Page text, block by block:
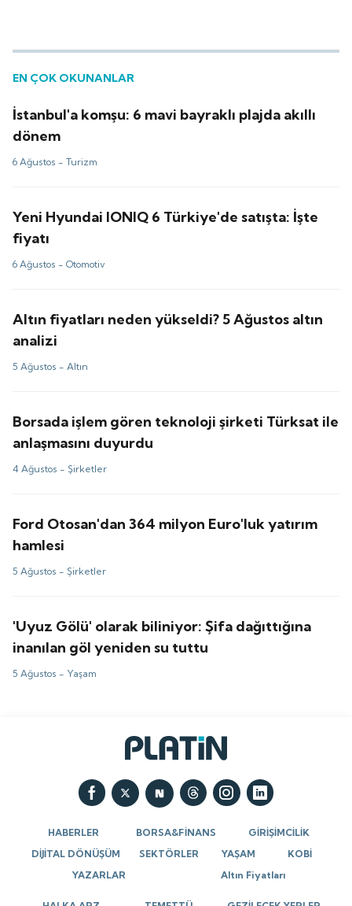
EN ÇOK OKUNANLAR
İstanbul'a komşu: 6 mavi bayraklı plajda akıllı
dönem
6 Ağustos -Turizm
Yeni Hyundai IONIQ 6 Türkiye'de satışta: İşte
fiyatı
6 Ağustos -Otomotiv
Altın fiyatları neden yükseldi? 5 Ağustos altın
analizi
5 Ağustos -Altın
Borsada işlem gören teknoloji şirketi Türksat ile
anlaşmasını duyurdu
4 Ağustos - Şirketler
Ford Otosan'dan 364 milyon Euro'luk yatırım
hamlesi
5 Ağustos - Şirketler
'Uyuz Gölü' olarak biliniyor: Şifa dağıttığına
inanılan göl yeniden su tuttu
5 Ağustos - Yaşam
HABERLER BORSA&FİNANS
GİRİŞİMCİLİK
DİJİTAL DÖNÜŞÜM
SEKTÖRLER YAŞAM
KOBİ
YAZARLAR
Altın Fiyatları